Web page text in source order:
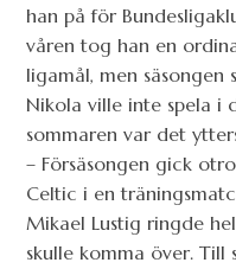
han på för
våren tog han en
ligamål, men
Nikola ville inte spela i
sommaren var det
– Försäsongen gick
Celtic i en
Mikael Lustig ringde
skulle komma över.